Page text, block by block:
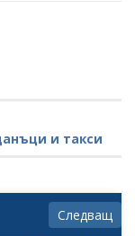
и такси
Следващ